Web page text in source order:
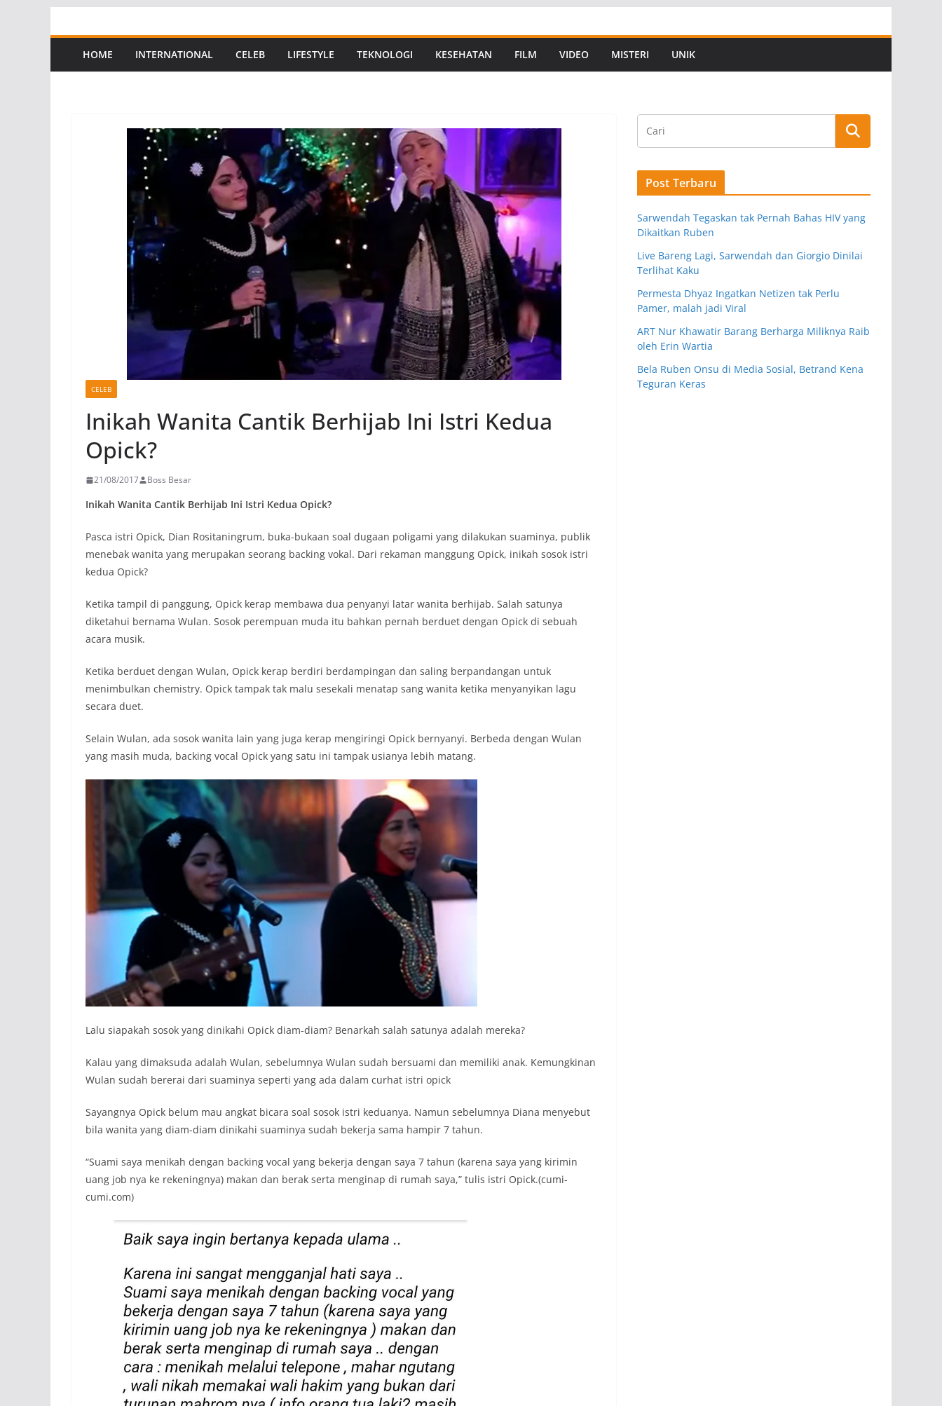
to
contentHOME INTERNATIONAL CELEB LIFESTYLE TEKNOLOGI KESEHATAN FILM VIDEO MISTERI UNIK
CELEB
Inikah Wanita Cantik Berhijab Ini Istri Kedua
Opick?
21/08/2017 Boss Besar
Inikah Wanita Cantik Berhijab Ini Istri Kedua Opick?
Pasca istri Opick, Dian Rositaningrum, buka-bukaan soal dugaan poligami yang dilakukan suaminya, publik
menebak wanita yang merupakan seorang backing vokal. Dari rekaman manggung Opick, inikah sosok istri
kedua Opick?
Ketika tampil di panggung, Opick kerap membawa dua penyanyi latar wanita berhijab. Salah satunya
diketahui bernama Wulan. Sosok perempuan muda itu bahkan pernah berduet dengan Opick di sebuah
acara musik.
Ketika berduet dengan Wulan, Opick kerap berdiri berdampingan dan saling berpandangan untuk
menimbulkan chemistry. Opick tampak tak malu sesekali menatap sang wanita ketika menyanyikan lagu
secara duet.
Selain Wulan, ada sosok wanita lain yang juga kerap mengiringi Opick bernyanyi. Berbeda dengan Wulan
yang masih muda, backing vocal Opick yang satu ini tampak usianya lebih matang.
Lalu siapakah sosok yang dinikahi Opick diam-diam? Benarkah salah satunya adalah mereka?
Kalau yang dimaksuda adalah Wulan, sebelumnya Wulan sudah bersuami dan memiliki anak. Kemungkinan
Wulan sudah bererai dari suaminya seperti yang ada dalam curhat istri opick
Sayangnya Opick belum mau angkat bicara soal sosok istri keduanya. Namun sebelumnya Diana menyebut
bila wanita yang diam-diam dinikahi suaminya sudah bekerja sama hampir 7 tahun.
“Suami saya menikah dengan backing vocal yang bekerja dengan saya 7 tahun (karena saya yang kirimin
uang job nya ke rekeningnya) makan dan berak serta menginap di rumah saya,” tulis istri Opick.(cumi-
cumi.com)
Post Terbaru
Sarwendah Tegaskan tak Pernah Bahas HIV yang
Dikaitkan Ruben
Live Bareng Lagi, Sarwendah dan Giorgio Dinilai
Terlihat Kaku
Permesta Dhyaz Ingatkan Netizen tak Perlu
Pamer, malah jadi Viral
ART Nur Khawatir Barang Berharga Miliknya Raib
oleh Erin Wartia
Bela Ruben Onsu di Media Sosial, Betrand Kena
Teguran Keras